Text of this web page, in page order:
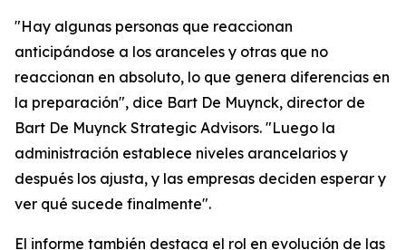
"Hay algunas personas que reaccionan
anticipándose a los aranceles y otras que no
reaccionan en absoluto, lo que genera diferencias en
la preparación", dice Bart De Muynck, director de
Bart De Muynck Strategic Advisors. "Luego la
administración establece niveles arancelarios y
después los ajusta, y las empresas deciden esperar y
ver qué sucede finalmente".
El informe también destaca el rol en evolución de las